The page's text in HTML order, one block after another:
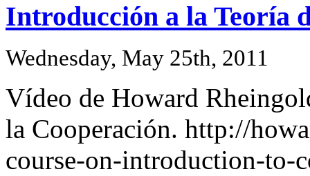
Introducción a la Teoría
Wednesday, May 25th, 2011
Vídeo de Howard
la Cooperación. http://
course-on-introduction-to-